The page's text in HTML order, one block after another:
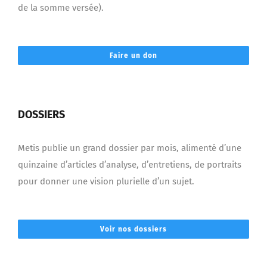
de la somme versée).
Faire un don
DOSSIERS
Metis publie un grand dossier par mois, alimenté d’une
quinzaine d’articles d’analyse, d’entretiens, de portraits
pour donner une vision plurielle d’un sujet.
Voir nos dossiers